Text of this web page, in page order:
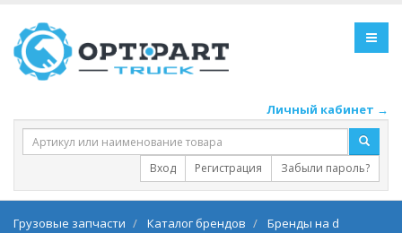
Личный кабинет →
Вход Регистрация Забыли пароль?
Грузовые запчасти Каталог брендов
Бренды на d